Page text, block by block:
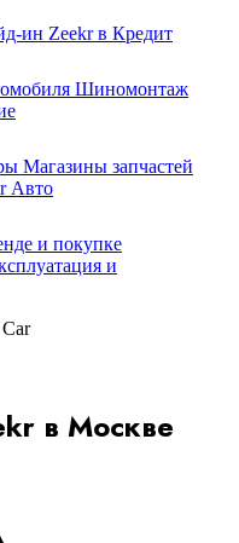
ин Zeekr в Кредит
Шиномонтаж
Магазины запчастей
Авто
и покупке
и
в Москве